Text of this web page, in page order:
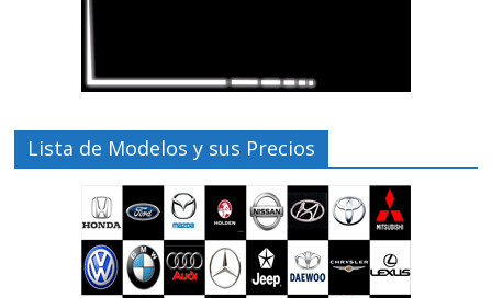
Lista de Modelos y sus Precios